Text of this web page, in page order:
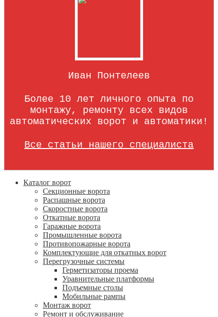
Иван Понтелеев
Более 10 лет личного опыта по
монтажу, ремонту всех видов
автоматических ворот и автоматики!
Все статьи нашего специалиста
Каталог ворот
Секционные ворота
Распашные ворота
Скоростные ворота
Откатные ворота
Гаражные ворота
Промышленные ворота
Противопожарные ворота
Комплектующие для откатных ворот
Перегрузочные системы
Герметизаторы проема
Уравнительные платформы
Подъемные столы
Мобильные рампы
Монтаж ворот
Ремонт и обслуживание